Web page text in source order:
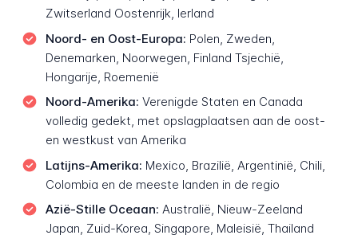
Zwitserland Oostenrijk, Ierland
Noord- en Oost-Europa: Polen, Zweden,
Denemarken, Noorwegen, Finland Tsjechië,
Hongarije, Roemenië
Noord-Amerika: Verenigde Staten en Canada
volledig gedekt, met opslagplaatsen aan de oost-
en westkust van Amerika
Latijns-Amerika: Mexico, Brazilië, Argentinië, Chili,
Colombia en de meeste landen in de regio
Azië-Stille Oceaan: Australië, Nieuw-Zeeland
Japan, Zuid-Korea, Singapore, Maleisië, Thailand